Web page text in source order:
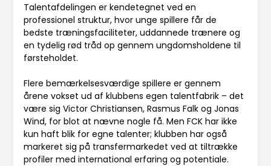
Talentafdelingen er kendetegnet ved en
professionel struktur, hvor unge spillere får de
bedste træningsfaciliteter, uddannede trænere og
en tydelig rød tråd op gennem ungdomsholdene til
førsteholdet.
Flere bemærkelsesværdige spillere er gennem
årene vokset ud af klubbens egen talentfabrik – det
være sig Victor Christiansen, Rasmus Falk og Jonas
Wind, for blot at nævne nogle få. Men FCK har ikke
kun haft blik for egne talenter; klubben har også
markeret sig på transfermarkedet ved at tiltrække
profiler med international erfaring og potentiale.